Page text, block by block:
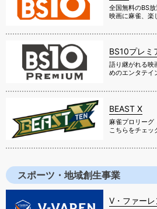
全国無料のBS
映画に麻雀、楽
BS10プレミ
語り継がれる映
めのエンタテイ
BEAST X
麻雀プロリーグ
こちらをチェッ
スポーツ・地域創生事業
V・ファー